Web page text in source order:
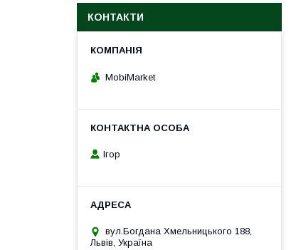
КОНТАКТИ
MobiMarket
Ігор
вул.Богдана Хмельницького 188,
Львів, Україна